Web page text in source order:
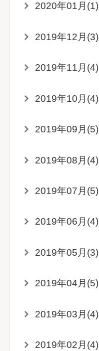
2020年01月(1)
2019年12月(3)
2019年11月(4)
2019年10月(4)
2019年09月(5)
2019年08月(4)
2019年07月(5)
2019年06月(4)
2019年05月(3)
2019年04月(5)
2019年03月(4)
2019年02月(4)